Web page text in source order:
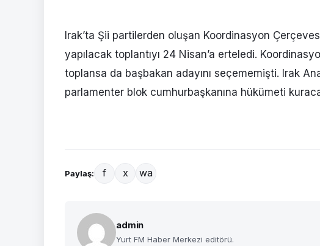
Irak’ta Şii partilerden oluşan Koordinasyon
yapılacak toplantıyı 24 Nisan’a erteledi.
toplansa da başbakan adayını seçememişti. Irak
parlamenter blok cumhurbaşkanına hükümeti
Paylaş: f x wa
admin
Yurt FM Haber Merkezi editörü.